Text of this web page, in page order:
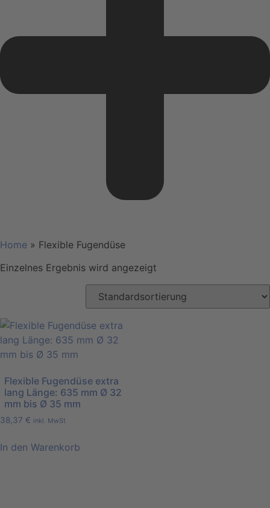
Home » Flexible Fugendüse
Einzelnes Ergebnis wird angezeigt
Flexible Fugendüse extra
lang Länge: 635 mm Ø 32
mm bis Ø 35 mm
38,37 € inkl. MwSt
In den Warenkorb